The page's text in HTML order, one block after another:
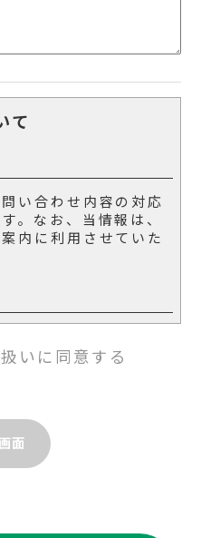
て
い合わせ内容の対応
。なお、当情報は、
内に利用させていた
ましては正確性を保
、漏洩の防止に努め
いに同意する